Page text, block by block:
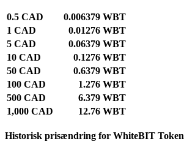
0.5 CAD
0.006379 WBT
1 CAD
0.01276 WBT
5 CAD
0.06379 WBT
10 CAD
0.1276 WBT
50 CAD
0.6379 WBT
100 CAD
1.276 WBT
500 CAD
6.379 WBT
1,000 CAD
12.76 WBT
Historisk prisændring for WhiteBIT Token